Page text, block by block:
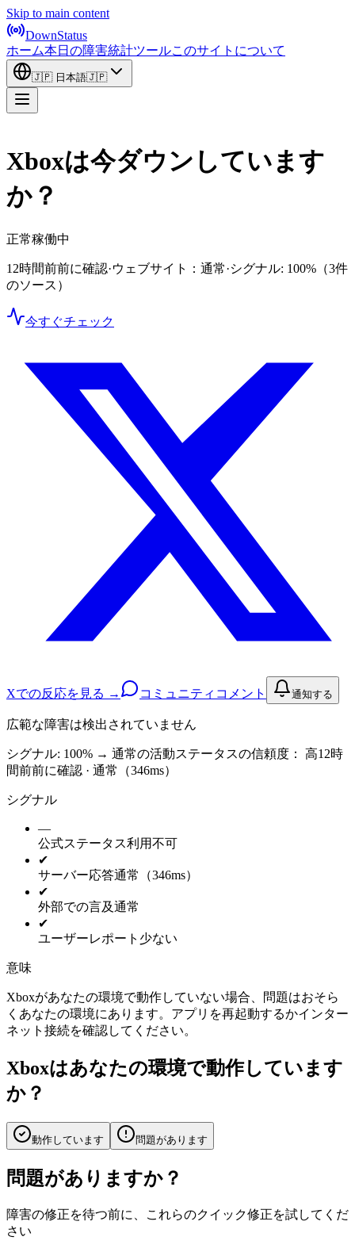
Skip to main content
DownStatus
ホーム本日の障害統計ツールこのサイトについて
🇯🇵 日本語🇯🇵
Xboxは今ダウンしています
か？
正常稼働中
12時間前前に確認·ウェブサイト：通常·シグナル: 100% （3件
のソース）
今すぐチェック
Xでの反応を見る → コミュニティコメント 通知する
広範な障害は検出されていません
シグナル: 100% → 通常の活動ステータスの信頼度： 高12時
間前前に確認 · 通常（346ms）
シグナル
—
公式ステータス利用不可
✔
サーバー応答通常（346ms）
✔
外部での言及通常
✔
ユーザーレポート 少ない
意味
Xboxがあなたの環境で動作していない場合、問題はおそら
くあなたの環境にあります。アプリを再起動するかインター
ネット接続を確認してください。
Xboxはあなたの環境で動作しています
か？
動作しています 問題があります
問題がありますか？
障害の修正を待つ前に、これらのクイック修正を試してくだ
さい